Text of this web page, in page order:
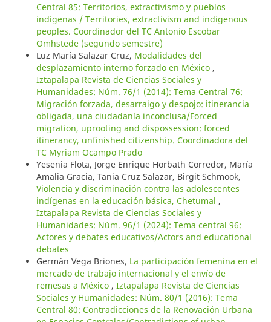
Central 85: Territorios, extractivismo y pueblos
indígenas / Territories, extractivism and indigenous
peoples. Coordinador del TC Antonio Escobar
Omhstede (segundo semestre)
Luz María Salazar Cruz, Modalidades del
desplazamiento interno forzado en México ,
Iztapalapa Revista de Ciencias Sociales y
Humanidades: Núm. 76/1 (2014): Tema Central 76:
Migración forzada, desarraigo y despojo: itinerancia
obligada, una ciudadanía inconclusa/Forced
migration, uprooting and dispossession: forced
itinerancy, unfinished citizenship. Coordinadora del
TC Myriam Ocampo Prado
Yesenia Flota, Jorge Enrique Horbath Corredor, María
Amalia Gracia, Tania Cruz Salazar, Birgit Schmook,
Violencia y discriminación contra las adolescentes
indígenas en la educación básica, Chetumal ,
Iztapalapa Revista de Ciencias Sociales y
Humanidades: Núm. 96/1 (2024): Tema central 96:
Actores y debates educativos/Actors and educational
debates
Germán Vega Briones, La participación femenina en el
mercado de trabajo internacional y el envío de
remesas a México , Iztapalapa Revista de Ciencias
Sociales y Humanidades: Núm. 80/1 (2016): Tema
Central 80: Contradicciones de la Renovación Urbana